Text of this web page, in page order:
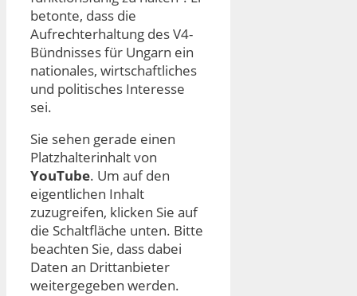
betonte, dass die
Aufrechterhaltung des V4-
Bündnisses für Ungarn ein
nationales, wirtschaftliches
und politisches Interesse
sei.
Sie sehen gerade einen
Platzhalterinhalt von
YouTube. Um auf den
eigentlichen Inhalt
zuzugreifen, klicken Sie auf
die Schaltfläche unten. Bitte
beachten Sie, dass dabei
Daten an Drittanbieter
weitergegeben werden.